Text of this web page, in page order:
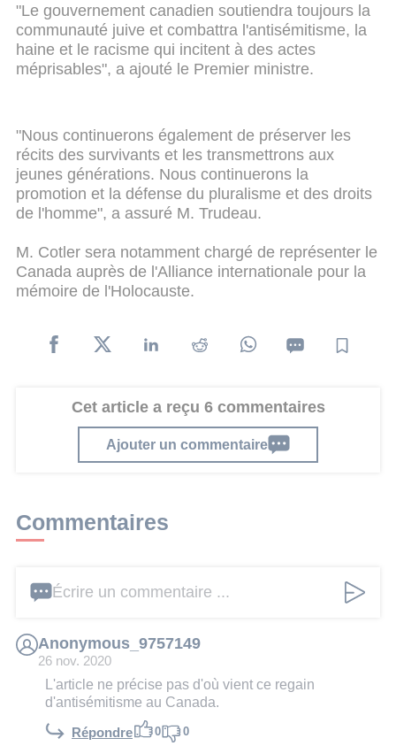
"Le gouvernement canadien soutiendra toujours la
communauté juive et combattra l'antisémitisme, la
haine et le racisme qui incitent à des actes
méprisables", a ajouté le Premier ministre.
"Nous continuerons également de préserver les
récits des survivants et les transmettrons aux
jeunes générations. Nous continuerons la
promotion et la défense du pluralisme et des droits
de l'homme", a assuré M. Trudeau.
M. Cotler sera notamment chargé de représenter le
Canada auprès de l'Alliance internationale pour la
mémoire de l'Holocauste.
Cet article a reçu 6 commentaires
Ajouter un commentaire
Commentaires
Écrire un commentaire ...
Anonymous_9757149
26 nov. 2020
L'article ne précise pas d'où vient ce regain
d'antisémitisme au Canada.
Répondre 0 0